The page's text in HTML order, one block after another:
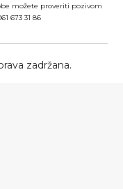
možete proveriti pozivom
673 31 86
zadržana.